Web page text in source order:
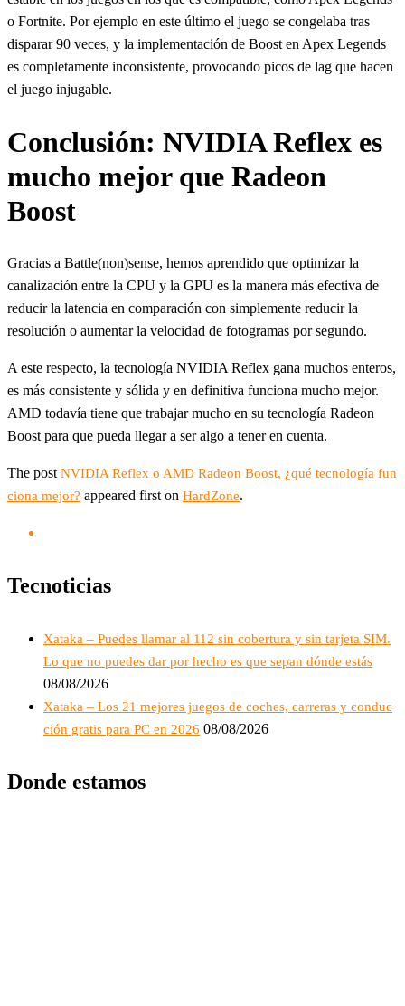
o Fortnite. Por ejemplo en este último el juego se congelaba tras
disparar 90 veces, y la implementación de Boost en Apex Legends
es completamente inconsistente, provocando picos de lag que hacen
el juego injugable.
Conclusión: NVIDIA Reflex es
mucho mejor que Radeon
Boost
Gracias a Battle(non)sense, hemos aprendido que optimizar la
canalización entre la CPU y la GPU es la manera más efectiva de
reducir la latencia en comparación con simplemente reducir la
resolución o aumentar la velocidad de fotogramas por segundo.
A este respecto, la tecnología NVIDIA Reflex gana muchos enteros,
es más consistente y sólida y en definitiva funciona mucho mejor.
AMD todavía tiene que trabajar mucho en su tecnología Radeon
Boost para que pueda llegar a ser algo a tener en cuenta.
The post NVIDIA Reflex o AMD Radeon Boost, ¿qué tecnología fun
ciona mejor? appeared first on HardZone.
Tecnoticias
Xataka – Puedes llamar al 112 sin cobertura y sin tarjeta SIM.
Lo que no puedes dar por hecho es que sepan dónde estás
08/08/2026
Xataka – Los 21 mejores juegos de coches, carreras y conduc
ción gratis para PC en 2026 08/08/2026
Donde estamos